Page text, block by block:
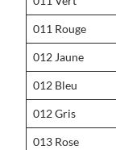
011 Rouge
012 Jaune
012 Bleu
012 Gris
013 Rose